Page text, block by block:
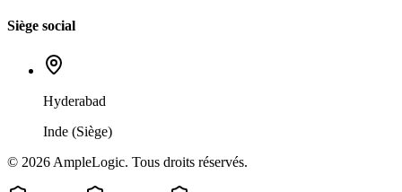
Siège social
Hyderabad
Inde (Siège)
© 2026 AmpleLogic. Tous droits réservés.